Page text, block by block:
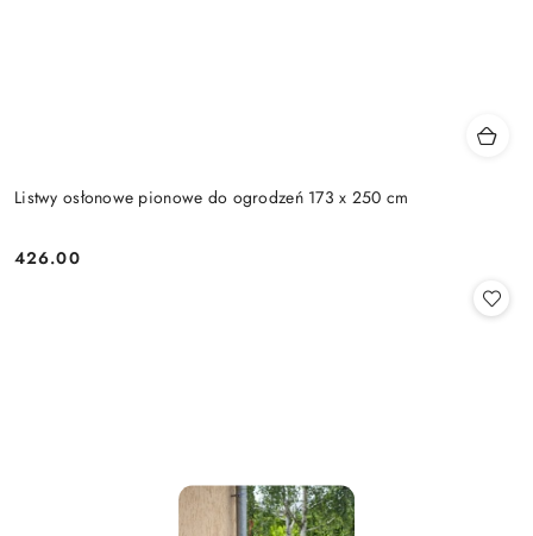
Listwy osłonowe pionowe do ogrodzeń 173 x 250 cm
Cena:
426.00